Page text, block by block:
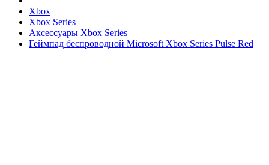
Xbox
Xbox Series
Аксессуары Xbox Series
Геймпад беспроводной Microsoft Xbox Series Pulse Red